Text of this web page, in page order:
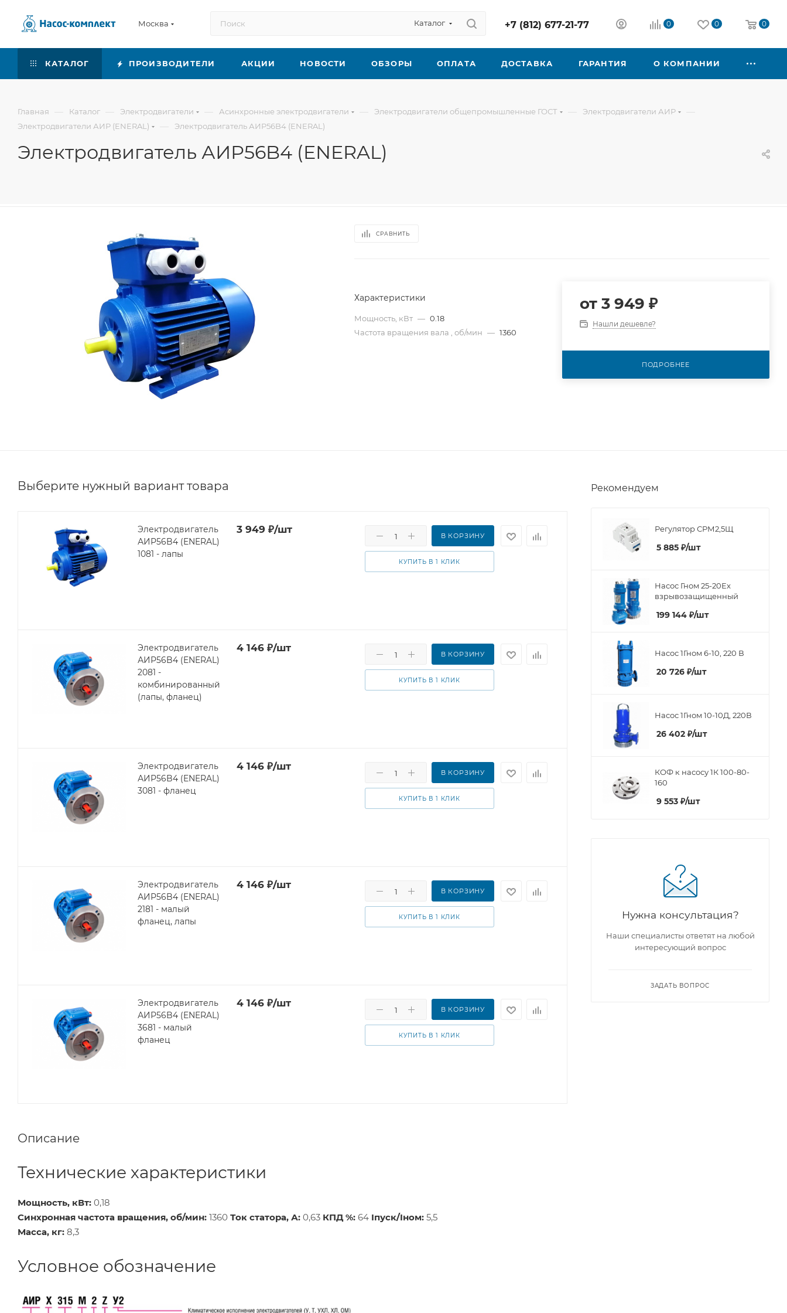
Москва Каталог +7 (812) 677-21-77 0 0 0
КАТАЛОГ ПРОИЗВОДИТЕЛИ АКЦИИ НОВОСТИ ОБЗОРЫ ОПЛАТА ДОСТАВКА ГАРАНТИЯ О КОМПАНИИ
Главная — Каталог — Электродвигатели — Асинхронные электродвигатели — Электродвигатели общепромышленные ГОСТ — Электродвигатели АИР —
Электродвигатели АИР (ENERAL) — Электродвигатель АИР56B4 (ENERAL)
Электродвигатель АИР56B4 (ENERAL)
СРАВНИТЬ
Характеристики
Мощность, кВт — 0.18
Частота вращения вала , об/мин — 1360
от 3 949 ₽
Нашли дешевле?
ПОДРОБНЕЕ
Выберите нужный вариант товара
Электродвигатель
АИР56B4 (ENERAL)
1081 - лапы
3 949₽/шт
В КОРЗИНУ
КУПИТЬ В 1 КЛИК
Электродвигатель
АИР56B4 (ENERAL)
2081 -
комбинированный
(лапы, фланец)
4 146₽/шт
В КОРЗИНУ
КУПИТЬ В 1 КЛИК
Электродвигатель
АИР56B4 (ENERAL)
3081 - фланец
4 146₽/шт
В КОРЗИНУ
КУПИТЬ В 1 КЛИК
Электродвигатель
АИР56B4 (ENERAL)
2181 - малый
фланец, лапы
4 146₽/шт
В КОРЗИНУ
КУПИТЬ В 1 КЛИК
Электродвигатель
АИР56B4 (ENERAL)
3681 - малый
фланец
4 146₽/шт
В КОРЗИНУ
КУПИТЬ В 1 КЛИК
Описание
Технические характеристики
Мощность, кВт: 0,18
Синхронная частота вращения, об/мин: 1360 Ток статора, А: 0,63 КПД %: 64 Iпуск/Iном: 5,5
Масса, кг: 8,3
Условное обозначение
Рекомендуем
Регулятор СРМ2,5Щ
5 885 ₽/шт
Насос Гном 25-20Ex
взрывозащищенный
199 144 ₽/шт
Насос 1Гном 6-10, 220 В
20 726 ₽/шт
Насос 1Гном 10-10Д, 220В
26 402 ₽/шт
КОФ к насосу 1К 100-80-
160
9 553 ₽/шт
Нужна консультация?
Наши специалисты ответят на любой
интересующий вопрос
ЗАДАТЬ ВОПРОС